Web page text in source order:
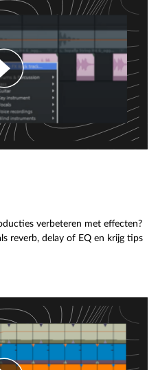
verbeteren met effecten?
reverb, delay of EQ en krijg tips